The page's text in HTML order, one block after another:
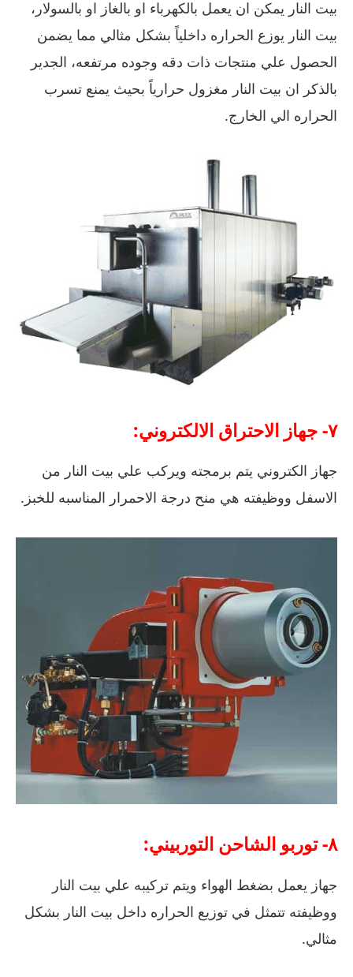
بيت النار يمكن ان يعمل بالكهرباء او بالغاز او بالسولار،
بيت النار يوزع الحراره داخلياً بشكل مثالي مما يضمن
الحصول علي منتجات ذات دقه وجوده مرتفعه، الجدير
بالذكر ان بيت النار مغزول حرارياً بحيث يمنع تسرب
الحراره الي الخارج.
٧- جهاز الاحتراق الالكتروني:
جهاز الكتروني يتم برمجته ويركب علي بيت النار من
الاسفل ووظيفته هي منح درجة الاحمرار المناسبه للخبز.
٨- توربو الشاحن التوربيني:
جهاز يعمل بضغط الهواء ويتم تركيبه علي بيت النار
ووظيفته تتمثل في توزيع الحراره داخل بيت النار بشكل
مثالي.